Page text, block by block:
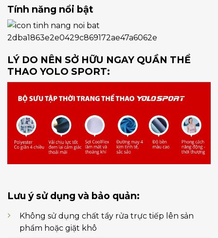
Tính năng nổi bật
LÝ DO NÊN SỞ HỮU NGAY QUẦN THỂ
THAO YOLO SPORT:
Lưu ý sử dụng và bảo quản:
Không sử dụng chất tẩy rửa trực tiếp lên sản
phẩm hoặc giặt khô